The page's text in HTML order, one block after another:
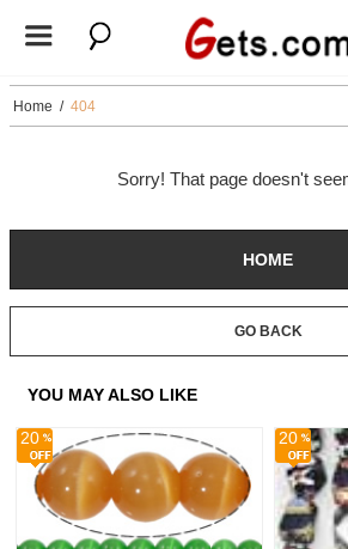
Home / 404
Sorry! That page doesn't
HOME
GO BACK
YOU MAY ALSO LIKE
20 20